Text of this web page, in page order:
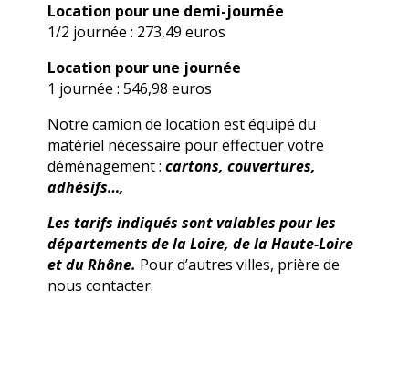
Location pour une demi-journée
1/2 journée : 273,49 euros
Location pour une journée
1 journée : 546,98 euros
Notre camion de location est équipé du
matériel nécessaire pour effectuer votre
déménagement : cartons, couvertures,
adhésifs…,
Les tarifs indiqués sont valables pour les
départements de la Loire, de la Haute-Loire
et du Rhône. Pour d’autres villes, prière de
nous contacter.